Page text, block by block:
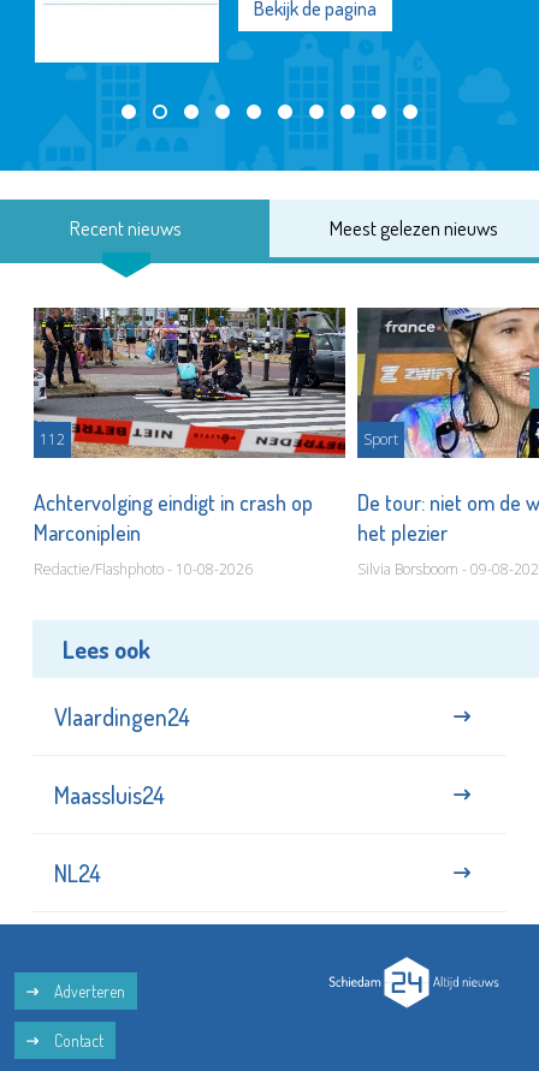
Bekijk de pagina
Recent nieuws Meest gelezen nieuws
112
Achtervolging eindigt in crash op
Marconiplein
Redactie/Flashphoto - 10-08-2026
Sport
De tour: niet om de
het plezier
Silvia Borsboom - 09-08-
Lees ook
Vlaardingen24
Maassluis24
NL24
Adverteren
Contact